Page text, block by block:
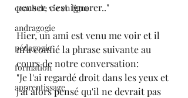
coach de vie en ligne
andragogie
pédagogie
formation
apprentissage
penser, c'est ignorer.."
Hier, un ami est venu me voir et il
m'a confié la phrase suivante au
cours de notre conversation:
"Je l'ai regardé droit dans les yeux et
j'ai alors pensé qu'il ne devrait pas